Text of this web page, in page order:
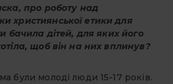
про роботу над
християнської етики для
бачила дітей, для яких його
щоб він на них вплинув?
були молоді люди 15-17 років.